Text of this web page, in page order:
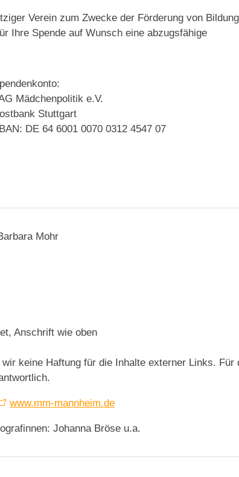
Verein zum Zwecke der Förderung von
Ihre Spende auf Wunsch eine abzugsfähige
Mädchenpolitik e.V.
Stuttgart
DE 64 6001 0070 0312 4547 07
Mohr
Anschrift wie oben
keine Haftung für die Inhalte externer Links. Für
www.mm-mannheim.de
Johanna Bröse u.a.